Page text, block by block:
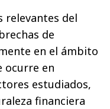
relevantes del
de
en el ámbito
ocurre en
estudiados,
financiera